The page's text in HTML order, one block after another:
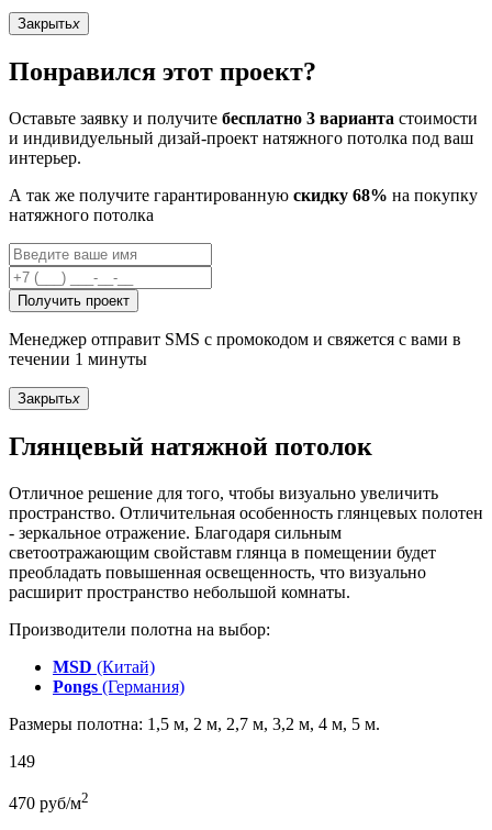
Закрытьx
Понравился этот проект?
Оставьте заявку и получите бесплатно 3 варианта стоимости
и индивидуельный дизай-проект натяжного потолка под ваш
интерьер.
А так же получите гарантированную скидку 68% на покупку
натяжного потолка
Получить проект
Менеджер отправит SMS с промокодом и свяжется с вами в
течении 1 минуты
Закрытьx
Глянцевый натяжной потолок
Отличное решение для того, чтобы визуально увеличить
пространство. Отличительная особенность глянцевых полотен
- зеркальное отражение. Благодаря сильным
светоотражающим свойставм глянца в помещении будет
преобладать повышенная освещенность, что визуально
расширит пространство небольшой комнаты.
Производители полотна на выбор:
MSD (Китай)
Pongs (Германия)
Размеры полотна: 1,5 м, 2 м, 2,7 м, 3,2 м, 4 м, 5 м.
149
470 руб/м2